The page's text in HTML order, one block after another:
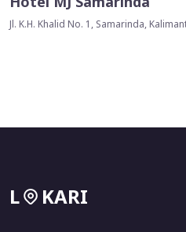
Jl. K.H. Khalid No. 1, Samarinda,
L KARI